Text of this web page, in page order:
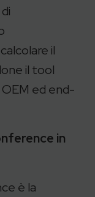
il
il tool
ed end-
in
è la